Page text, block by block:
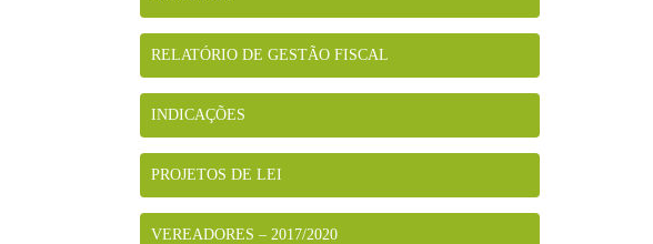
RELATÓRIO DE GESTÃO FISCAL
INDICAÇÕES
PROJETOS DE LEI
VEREADORES – 2017/2020